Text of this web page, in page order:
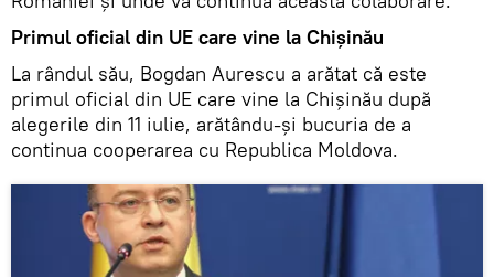
Primul oficial din UE care vine la Chișinău
La rândul său, Bogdan Aurescu a arătat că este
primul oficial din UE care vine la Chișinău după
alegerile din 11 iulie, arătându-și bucuria de a
continua cooperarea cu Republica Moldova.